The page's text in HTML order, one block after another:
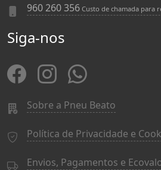
960 260 356 Custo de chamada para
Siga-nos
Sobre a Pneu Beato
Política de Privacidade e
Envios, Pagamentos e